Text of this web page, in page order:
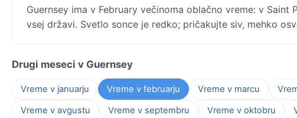
Guernsey ima v February večinoma oblačno vreme: v
vsej državi. Svetlo sonce je redko; pričakujte siv, mehko
Drugi meseci v Guernsey
Vreme v januarju Vreme v februarju Vreme v marcu
Vreme v avgustu
Vreme v septembru Vreme v oktobru